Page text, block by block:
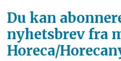
Du kan
nyhetsbrev fra
Horeca/